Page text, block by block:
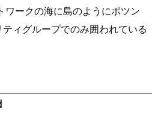
ワークの海に島のようにポツン
ィグループでのみ囲われている